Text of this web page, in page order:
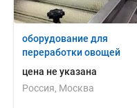
оборудование для
переработки овощей
цена не указана
Россия, Москва